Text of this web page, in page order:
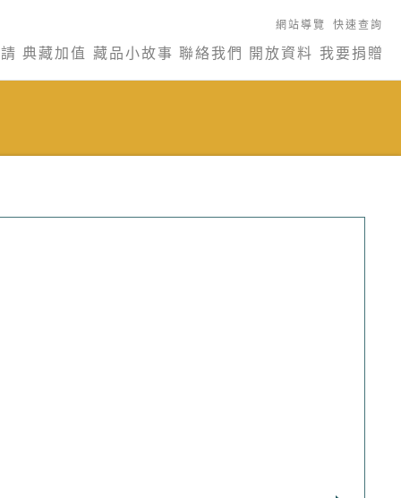
網站導覽 快速查詢
典藏加值 藏品小故事 聯絡我們 開放資料 我要捐贈